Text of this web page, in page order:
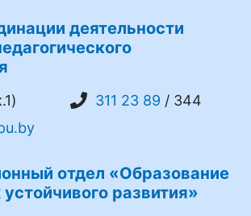
деятельности
311 23 89 / 344
отдел «Образование
развития»